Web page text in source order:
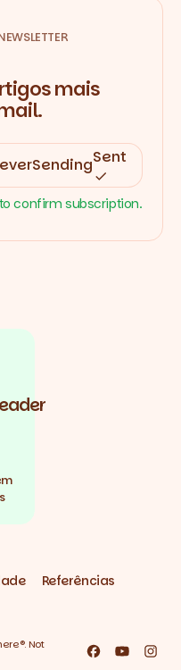
mais
SendingSent
confirm subscription.
Referências
Not
Facebook
YouTube